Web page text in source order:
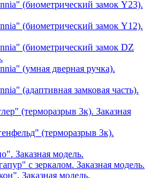
(биометрический замок Y23).
(биометрический замок Y12).
(биометрический замок DZ
(умная дверная ручка).
(адаптивная замковая часть).
(терморазрыв 3к). Заказная
(терморазрыв 3к).
Заказная модель.
с зеркалом. Заказная модель.
Заказная модель.